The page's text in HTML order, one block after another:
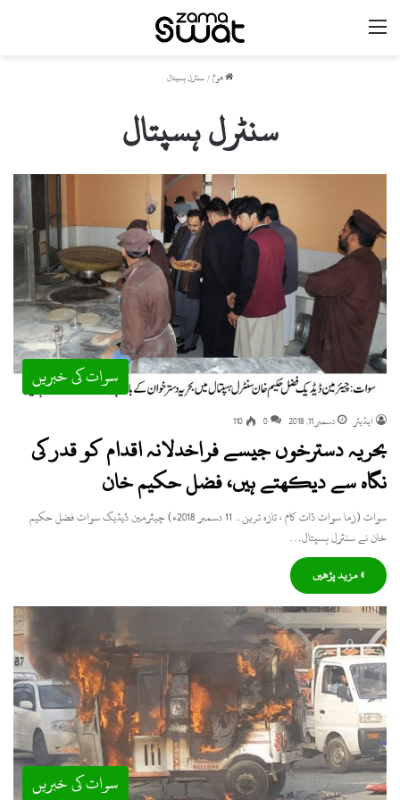
ھوم/سنٹرل ہسپتال
سنٹرل ہسپتال
سوات کی خبریں
ایڈیٹر دسمبر 11, 2018 0
110
بحریہ دسترخوں جیسے فراخدلانہ اقدام کو قدر کی
نگاہ سے دیکھتے ہیں، فضل حکیم خان
سوات (زما سوات ڈاٹ کام ، تازہ ترین۔ 11 دسمبر 2018ء) چیئرمین ڈیڈیک سوات فضل حکیم
خان نے سنٹرل ہسپتال…
» مزید پڑھیں
سوات کی خبریں